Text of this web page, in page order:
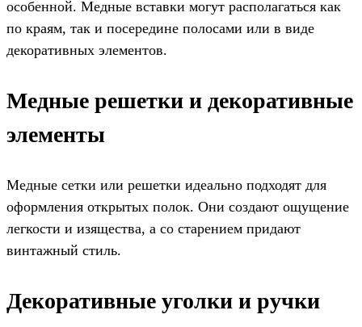
особенной. Медные вставки могут располагаться как
по краям, так и посередине полосами или в виде
декоративных элементов.
Медные решетки и декоративные
элементы
Медные сетки или решетки идеально подходят для
оформления открытых полок. Они создают ощущение
легкости и изящества, а со старением придают
винтажный стиль.
Декоративные уголки и ручки